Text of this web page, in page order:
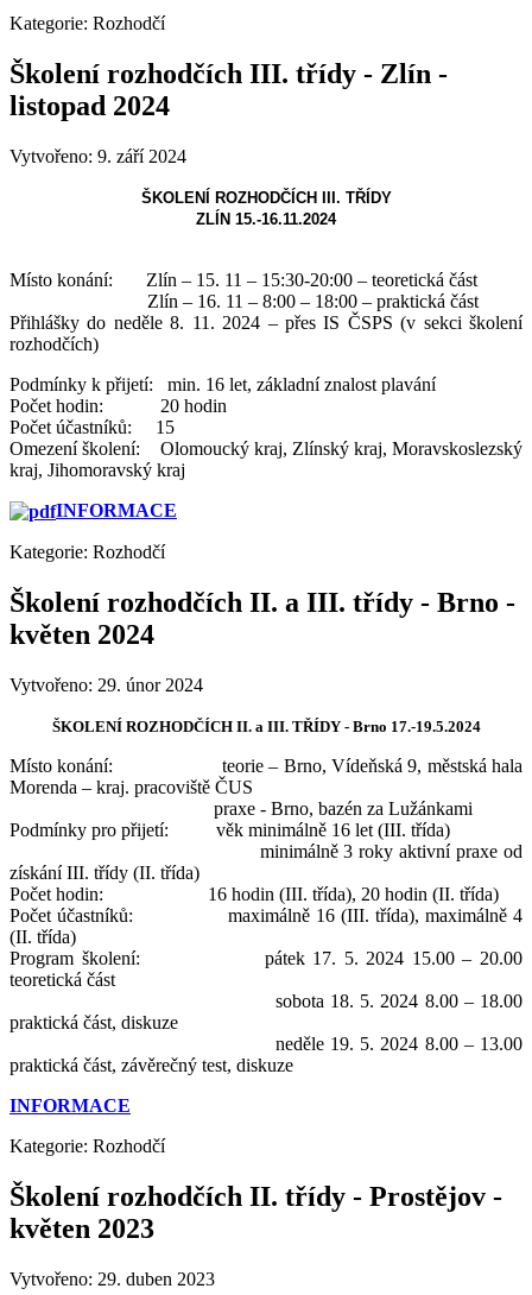
Kategorie: Rozhodčí
Školení rozhodčích III. třídy - Zlín -
listopad 2024
Vytvořeno: 9. září 2024
ŠKOLENÍ ROZHODČÍCH III. TŘÍDY
ZLÍN 15.-16.11.2024
Místo konání: Zlín – 15. 11 – 15:30-20:00 – teoretická část
Zlín – 16. 11 – 8:00 – 18:00 – praktická část
Přihlášky do neděle 8. 11. 2024 – přes IS ČSPS (v sekci školení
rozhodčích)
Podmínky k přijetí: min. 16 let, základní znalost plavání
Počet hodin: 20 hodin
Počet účastníků: 15
Omezení školení: Olomoucký kraj, Zlínský kraj, Moravskoslezský
kraj, Jihomoravský kraj
INFORMACE
Kategorie: Rozhodčí
Školení rozhodčích II. a III. třídy - Brno -
květen 2024
Vytvořeno: 29. únor 2024
ŠKOLENÍ ROZHODČÍCH II. a III. TŘÍDY - Brno 17.-19.5.2024
Místo konání: teorie – Brno, Vídeňská 9, městská hala
Morenda – kraj. pracoviště ČUS
praxe - Brno, bazén za Lužánkami
Podmínky pro přijetí: věk minimálně 16 let (III. třída)
minimálně 3 roky aktivní praxe od
získání III. třídy (II. třída)
Počet hodin: 16 hodin (III. třída), 20 hodin (II. třída)
Počet účastníků: maximálně 16 (III. třída), maximálně 4
(II. třída)
Program školení: pátek 17. 5. 2024 15.00 – 20.00
teoretická část
sobota 18. 5. 2024 8.00 – 18.00
praktická část, diskuze
neděle 19. 5. 2024 8.00 – 13.00
praktická část, závěrečný test, diskuze
INFORMACE
Kategorie: Rozhodčí
Školení rozhodčích II. třídy - Prostějov -
květen 2023
Vytvořeno: 29. duben 2023